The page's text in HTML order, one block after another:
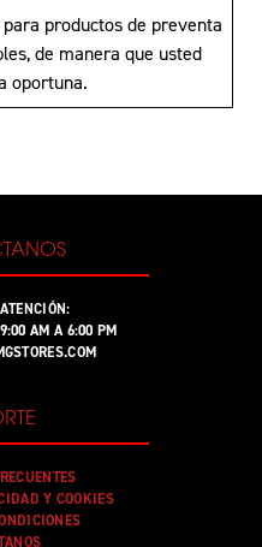
productos de preventa
de manera que usted
oportuna.
AM A 6:00 PM
Y COOKIES